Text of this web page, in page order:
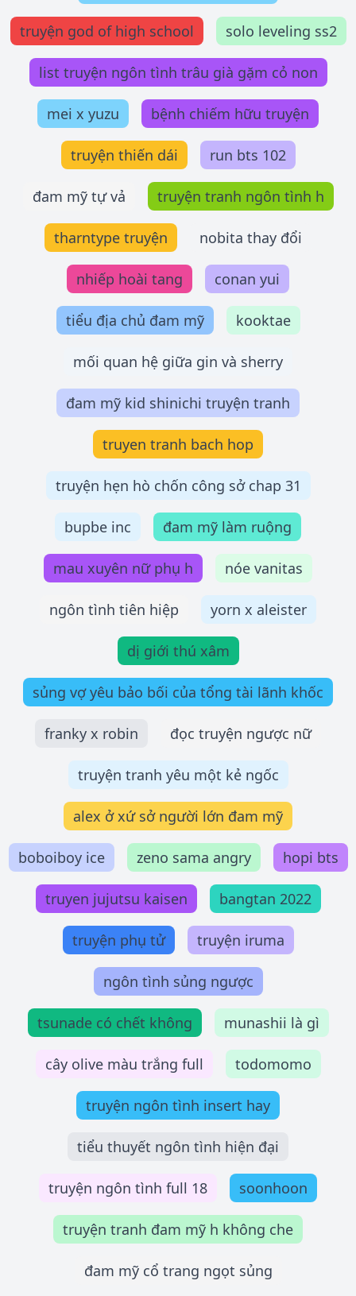
truyện god of high school solo leveling ss2
list truyện ngôn tình trâu già gặm cỏ non
mei x yuzu bệnh chiếm hữu truyện
truyện thiến dái run bts 102
đam mỹ tự vả truyện tranh ngôn tình h
tharntype truyện nobita thay đổi
nhiếp hoài tang conan yui
tiểu địa chủ đam mỹ kooktae
mối quan hệ giữa gin và sherry
đam mỹ kid shinichi truyện tranh
truyen tranh bach hop
truyện hẹn hò chốn công sở chap 31
bupbe inc đam mỹ làm ruộng
mau xuyên nữ phụ h nóe vanitas
ngôn tình tiên hiệp yorn x aleister
dị giới thú xâm
sủng vợ yêu bảo bối của tổng tài lãnh khốc
franky x robin đọc truyện ngược nữ
truyện tranh yêu một kẻ ngốc
alex ở xứ sở người lớn đam mỹ
boboiboy ice zeno sama angry hopi bts
truyen jujutsu kaisen bangtan 2022
truyện phụ tử truyện iruma
ngôn tình sủng ngược
tsunade có chết không munashii là gì
cây olive màu trắng full todomomo
truyện ngôn tình insert hay
tiểu thuyết ngôn tình hiện đại
truyện ngôn tình full 18 soonhoon
truyện tranh đam mỹ h không che
đam mỹ cổ trang ngọt sủng